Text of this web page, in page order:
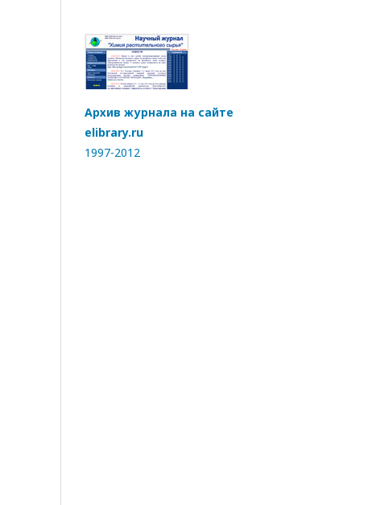
Архив журнала на сайте
elibrary.ru
1997-2012